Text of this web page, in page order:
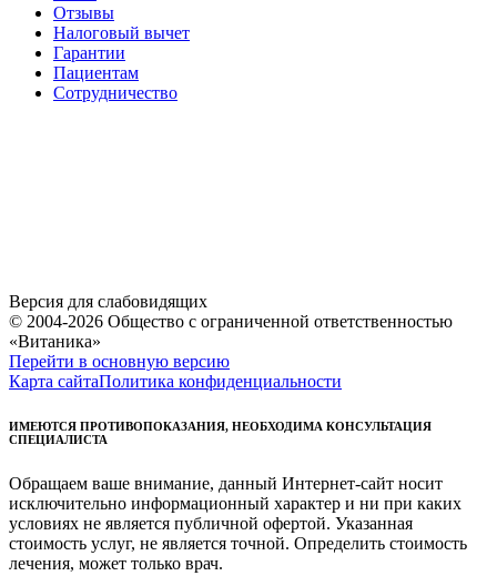
Отзывы
Налоговый вычет
Гарантии
Пациентам
Сотрудничество
Версия для слабовидящих
© 2004-2026 Общество с ограниченной ответственностью
«Витаника»
Перейти в основную версию
Карта сайтаПолитика конфиденциальности
ИМЕЮТСЯ ПРОТИВОПОКАЗАНИЯ, НЕОБХОДИМА КОНСУЛЬТАЦИЯ
СПЕЦИАЛИСТА
Обращаем ваше внимание, данный Интернет-сайт носит
исключительно информационный характер и ни при каких
условиях не является публичной офертой. Указанная
стоимость услуг, не является точной. Определить стоимость
лечения, может только врач.